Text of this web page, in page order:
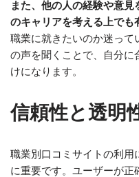
また、他の人の経験や意
のキャリアを考える上でも
職業に就きたいのか迷って
の声を聞くことで、自分に
けになります。
信頼性と透明
職業別口コミサイトの利用
に重要です。ユーザーが正